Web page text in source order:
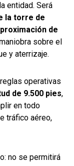
entidad. Será
la torre de
de
sobre el
y aterrizaje.
operativas
de 9.500 pies,
en todo
tráfico aéreo,
no se permitirá